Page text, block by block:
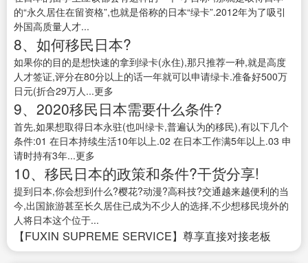
的“永久居住在留资格”,也就是俗称的日本“绿卡”.2012年为了吸引
外国高质量人才...
8、如何移民日本?
如果你的目的是想快速的拿到绿卡(永住),那只推荐一种,就是高度
人才签证,评分在80分以上的话一年就可以申请绿卡.准备好500万
日元(折合29万人...更多
9、2020移民日本需要什么条件?
首先,如果想取得日本永驻(也叫绿卡,普遍认为的移民),有以下几个
条件:01 在日本持续生活10年以上.02 在日本工作满5年以上.03 申
请时持有3年...更多
10、移民日本的政策和条件?干货分享!
提到日本,你会想到什么?樱花?动漫?高科技?交通越来越便利的当
今,出国旅游甚至长久居住已成为不少人的选择,不少想移民境外的
人将日本这个位于...
【FUXIN SUPREME SERVICE】尊享直接对接老板